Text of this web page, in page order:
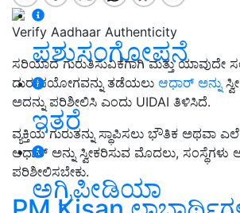
ಪಶುಸಂಗೋಪನೆ
ಇತರೆ
ಅಗ್ರಿಪೀಡಿಯಾ
Verify Aadhaar Authenticity
ಸರಿಯಾದ ಗುರುತಿಸುವಿಕೆಗಾಗಿ ಮತ್ತು ಯಾವುದೇ
ದುರುಪಯೋಗವನ್ನು ತಡೆಯಲು ಆಧಾರ್ ಅನ್ನು
ಅದನ್ನು ಪರಿಶೀಲಿಸಿ ಎಂದು UIDAI ತಿಳಿಸಿದೆ.
ವ್ಯಕ್ತಿಯ ಗುರುತನ್ನು ಸ್ಥಾಪಿಸಲು ಭೌತಿಕ ಅಥವಾ
ಆಧಾರ್ ಅನ್ನು ಸ್ವೀಕರಿಸುವ ಮೊದಲು, ಸಂಸ್ಥೆಗಳು
ಪರಿಶೀಲಿಸಬೇಕು.